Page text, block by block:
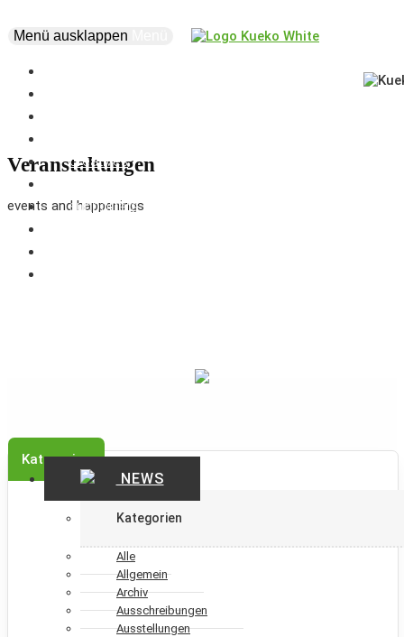
Menü ausklappen
creatives
supporters
Veranstaltungen
events and happenings
Kategorien
NEWS
Kategorien
Alle
Allgemein
Archiv
Ausschreibungen
Ausstellungen